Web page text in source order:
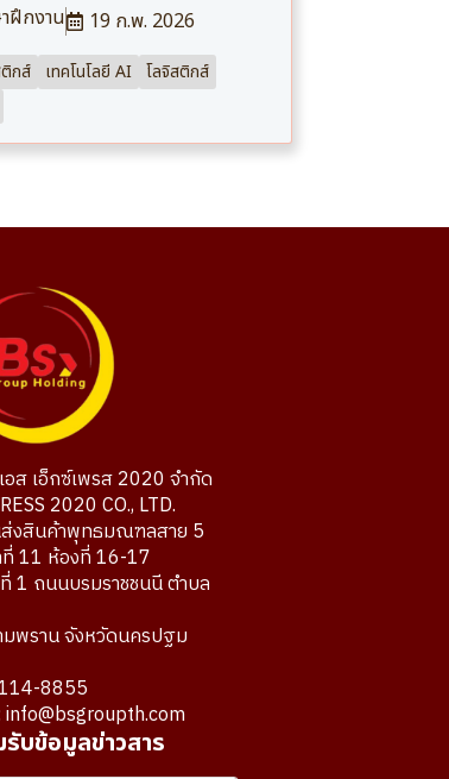
ฝึกงาน
19 ก.พ. 2026
กส์ เทคโนโลยี AI โลจิสติกส์
ส เอ็กซ์เพรส 2020 จำกัด
2020 CO., LTD.
งสินค้าพุทธมณฑลสาย 5
ที่ 11 ห้องที่ 16-17
1 ถนนบรมราชชนนี ตำบล
มพราน จังหวัดนครปฐม
8855
info@bsgroupth.com
บข้อมูลข่าวสาร